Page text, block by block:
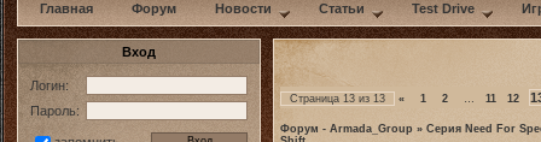
Главная Форум Новости Статьи Test Drive
Вход
Логин:
Пароль:
Страница 13 из 13 « 1 2 … 11 12
Форум - Armada_Group » Серия Need For